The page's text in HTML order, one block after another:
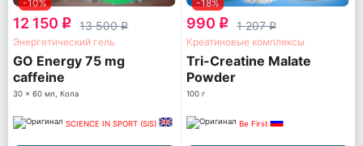
-10%
12 150 q 13 500q
Энергетический гель
GO Energy 75 mg
caffeine
30 x 60 мл, Кола
SCIENCE IN SPORT (SiS)
-18%
990 q 1 207q
Креатиновые комплексы
Tri-Creatine Malate
Powder
100 г
Be First